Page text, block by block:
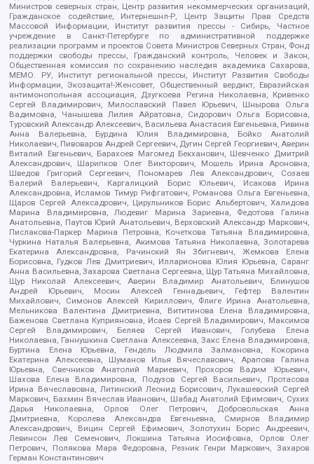
Министров северных стран, Центр развития некоммерческих организаций,
Гражданское содействие, Интернешнл-Р, Центр Защиты Прав Средств
Массовой Информации, Институт развития прессы - Сибирь, Частное
учреждение в Санкт-Петербурге по административной поддержке
реализации программ и проектов Совета Министров Северных Стран, Фонд
поддержки свободы прессы, Гражданский контроль, Человек и Закон,
Общественная комиссия по сохранению наследия академика Сахарова,
МЕМО. РУ, Институт региональной прессы, Институт Развития Свободы
Информации, Экозащита!-Женсовет, Общественный вердикт, Евразийская
антимонопольная ассоциация, Дзугкоева Регина Николаевна, Кривенко
Сергей Владимирович, Милославский Павел Юрьевич, Шнырова Ольга
Вадимовна, Чанышева Лилия Айратовна, Сидорович Ольга Борисовна,
Туровский Александр Алексеевич, Васильева Анастасия Евгеньевна, Ривина
Анна Валерьевна, Бурдина Юлия Владимировна, Бойко Анатолий
Николаевич, Пивоваров Андрей Сергеевич, Дугин Сергей Георгиевич, Аверин
Виталий Евгеньевич, Барахоев Магомед Бекханович, Шевченко Дмитрий
Александрович, Шарипков Олег Викторович, Мошель Ирина Ароновна,
Шведов Григорий Сергеевич, Пономарев Лев Александрович, Созаев
Валерий Валерьевич, Каргалицкий Борис Юльевич, Исакова Ирина
Александровна, Исламов Тимур Рифгатович, Романова Ольга Евгеньевна,
Щаров Сергей Алексадрович, Цирульников Борис Альбертович, Халидова
Марина Владимировна, Людевиг Марина Зариевна, Федотова Галина
Анатольевна, Паутов Юрий Анатольевич, Верховский Александр Маркович,
Пислакова-Паркер Марина Петровна, Кочеткова Татьяна Владимировна,
Чуркина Наталья Валерьевна, Акимова Татьяна Николаевна, Золотарева
Екатерина Александровна, Рачинский Ян Збигневич, Жемкова Елена
Борисовна, Гудков Лев Дмитриевич, Илларионова Юлия Юрьевна, Саранг
Анна Васильевна, Захарова Светлана Сергеевна, Щур Татьяна Михайловна,
Щур Николай Алексеевич, Аверин Владимир Анатольевич, Блинушов
Андрей Юрьевич, Мосин Алексей Геннадьевич, Гефтер Валентин
Михайлович, Симонов Алексей Кириллович, Флиге Ирина Анатольевна,
Мельникова Валентина Дмитриевна, Вититинова Елена Владимировна,
Баженова Светлана Куприяновна, Исаев Сергей Владимирович, Максимов
Сергей Владимирович, Беляев Сергей Иванович, Голубева Елена
Николаевна, Ганнушкина Светлана Алексеевна, Закс Елена Владимировна,
Буртина Елена Юрьевна, Гендель Людмила Залмановна, Кокорина
Екатерина Алексеевна, Шуманов Илья Вячеславович, Арапова Галина
Юрьевна, Свечников Анатолий Мариевич, Прохоров Вадим Юрьевич,
Шахова Елена Владимировна, Подузов Сергей Васильевич, Протасова
Ирина Вячеславовна, Литинский Леонид Борисович, Лукашевский Сергей
Маркович, Бахмин Вячеслав Иванович, Шабад Анатолий Ефимович, Сухих
Дарья Николаевна, Орлов Олег Петрович, Добровольская Анна
Дмитриевна, Королева Александра Евгеньевна, Смирнов Владимир
Александрович, Вицин Сергей Ефимович, Золотухин Борис Андреевич,
Левинсон Лев Семенович, Локшина Татьяна Иосифовна, Орлов Олег
Петрович, Полякова Мара Федоровна, Резник Генри Маркович, Захаров
Герман Константинович